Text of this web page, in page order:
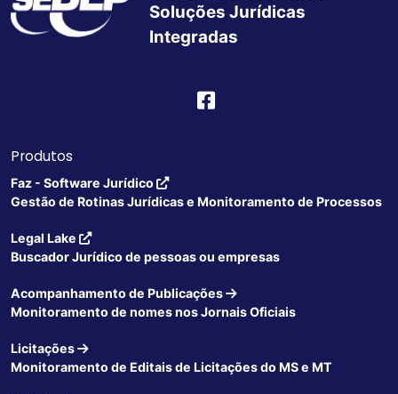
Soluções Jurídicas
Integradas
Produtos
Faz - Software Jurídico
Gestão de Rotinas Jurídicas e Monitoramento de Processos
Legal Lake
Buscador Jurídico de pessoas ou empresas
Acompanhamento de Publicações
Monitoramento de nomes nos Jornais Oficiais
Licitações
Monitoramento de Editais de Licitações do MS e MT